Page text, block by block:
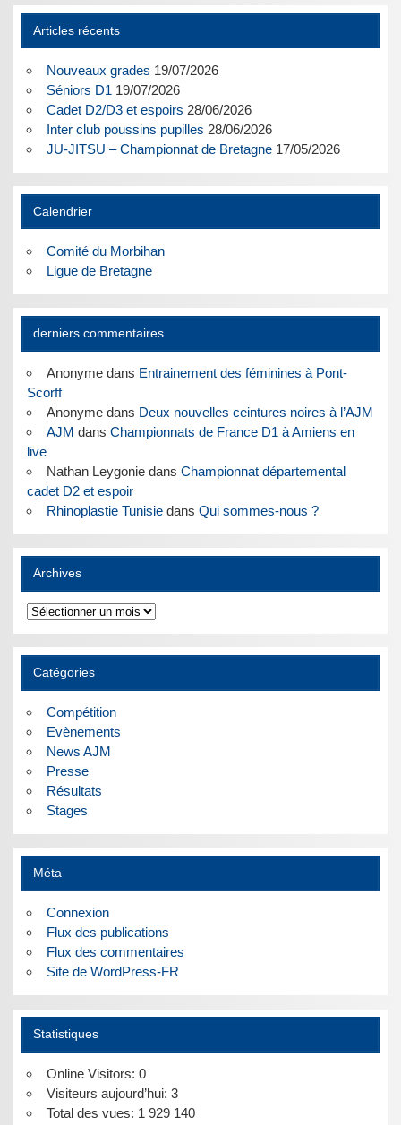
Articles récents
Nouveaux grades 19/07/2026
Séniors D1 19/07/2026
Cadet D2/D3 et espoirs 28/06/2026
Inter club poussins pupilles 28/06/2026
JU-JITSU – Championnat de Bretagne 17/05/2026
Calendrier
Comité du Morbihan
Ligue de Bretagne
derniers commentaires
Anonymedans Entrainement des féminines à Pont-
Scorff
Anonymedans Deux nouvelles ceintures noires à l’AJM
AJM dans Championnats de France D1 à Amiens en
live
Nathan Leygoniedans Championnat départemental
cadet D2 et espoir
Rhinoplastie Tunisiedans Qui sommes-nous ?
Archives
Archives
Catégories
Compétition
Evènements
News AJM
Presse
Résultats
Stages
Méta
Connexion
Flux des publications
Flux des commentaires
Site de WordPress-FR
Statistiques
Online Visitors: 0
Visiteurs aujourd’hui: 3
Total des vues: 1 929 140